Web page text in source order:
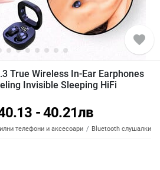
favorite
True Wireless In-Ear Earphones
Invisible Sleeping HiFi
- 40.21лв
телефони и аксесоари Bluetooth слушалки